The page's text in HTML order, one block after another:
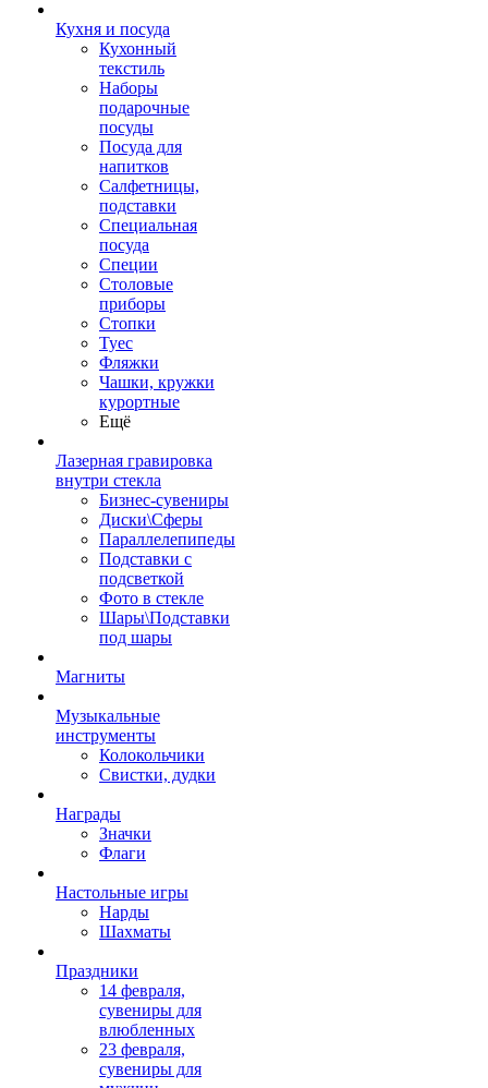
Кухня и посуда
Кухонный
текстиль
Наборы
подарочные
посуды
Посуда для
напитков
Салфетницы,
подставки
Специальная
посуда
Специи
Столовые
приборы
Стопки
Туес
Фляжки
Чашки, кружки
курортные
Ещё
Лазерная гравировка
внутри стекла
Бизнес-сувениры
Диски\Сферы
Параллелепипеды
Подставки с
подсветкой
Фото в стекле
Шары\Подставки
под шары
Магниты
Музыкальные
инструменты
Колокольчики
Свистки, дудки
Награды
Значки
Флаги
Настольные игры
Нарды
Шахматы
Праздники
14 февраля,
сувениры для
влюбленных
23 февраля,
сувениры для